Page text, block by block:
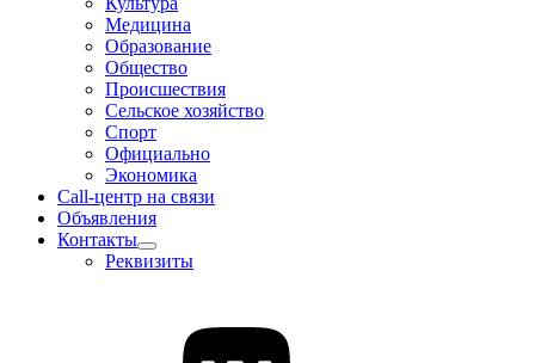
Медицина
Образование
Общество
Происшествия
Сельское хозяйство
Спорт
Официально
Экономика
Call-центр на связи
Объявления
Контакты
Реквизиты